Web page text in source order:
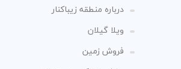
درباره منطقه زیباکنار
ویلا گیلان
فروش زمین